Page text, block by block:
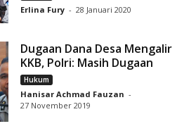
Erlina Fury - 28 Januari 2020
Dugaan Dana Desa Mengalir
KKB, Polri: Masih Dugaan
Hukum
Hanisar Achmad Fauzan -
27 November 2019